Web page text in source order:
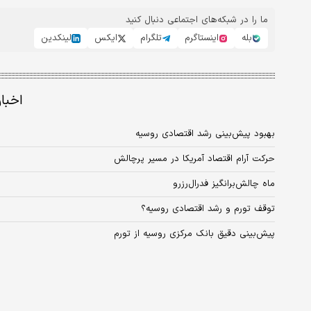
ما را در شبکه‌های اجتماعی دنبال کنید
بله
اینستاگرم تلگرام ایکس لینکدین
بهبود پیش‌بینی رشد اقتصادی روسیه
حرکت آرام اقتصاد آمریکا در مسیر پرچالش
ماه چالش‏‏‌برانگیز فدرال‏‏‌رزرو
توقف تورم و رشد اقتصادی روسیه؟
پیش‌بینی دقیق بانک مرکزی روسیه از تورم